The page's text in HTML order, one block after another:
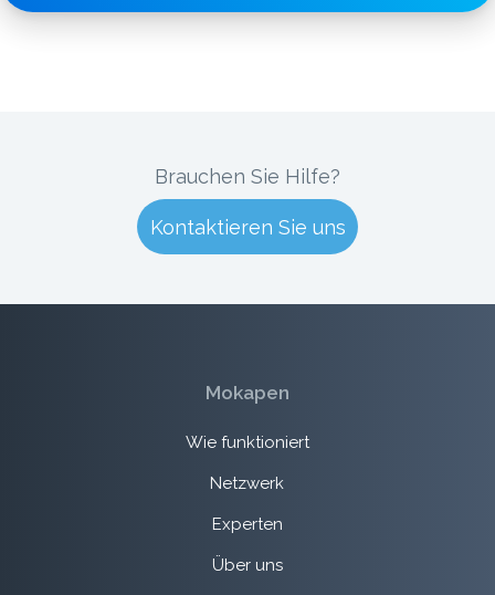
Brauchen Sie Hilfe?
Kontaktieren Sie uns
Mokapen
Wie funktioniert
Netzwerk
Experten
Über uns